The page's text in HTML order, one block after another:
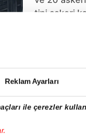
Reklam Ayarları
ile çerezler
tipi askeri
raporuna
bir dış
belirleyecek
analizlerin